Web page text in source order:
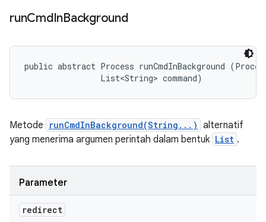
runCmdInBackground
public abstract Process runCmdInBackground
                List<String> command)
Metode runCmdInBackground(String...) alternatif
yang menerima argumen perintah dalam bentuk List .
Parameter
redirect